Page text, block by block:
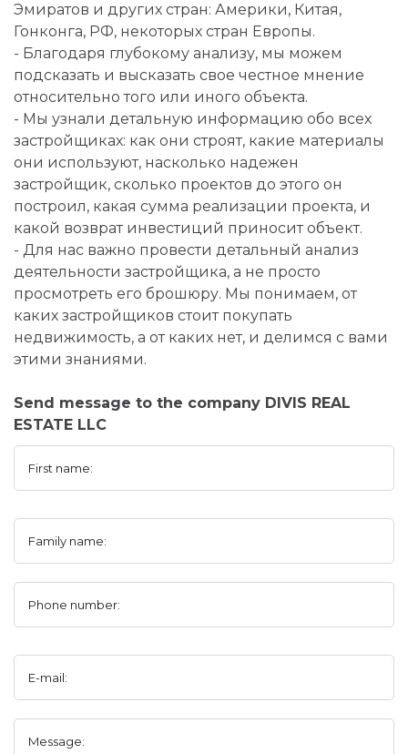
Эмиратов и других стран: Америки, Китая,
Гонконга, РФ, некоторых стран Европы.
- Благодаря глубокому анализу, мы можем
подсказать и высказать свое честное мнение
относительно того или иного объекта.
- Мы узнали детальную информацию обо всех
застройщиках: как они строят, какие материалы
они используют, насколько надежен
застройщик, сколько проектов до этого он
построил, какая сумма реализации проекта, и
какой возврат инвестиций приносит объект.
- Для нас важно провести детальный анализ
деятельности застройщика, а не просто
просмотреть его брошюру. Мы понимаем, от
каких застройщиков стоит покупать
недвижимость, а от каких нет, и делимся с вами
этими знаниями.
Send message to the company DIVIS REAL
ESTATE LLC
First name:
Family name:
Phone number:
E-mail:
Message: